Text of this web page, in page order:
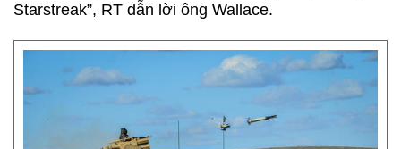
Starstreak”, RT dẫn lời ông Wallace.